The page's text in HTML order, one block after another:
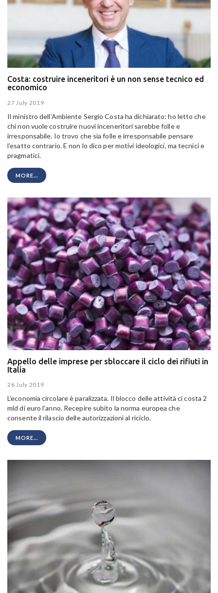
Costa: costruire inceneritori è un non sense tecnico ed
economico
27 July 2019
Il ministro dell’Ambiente Sergio Costa ha dichiarato: ho letto che
chi non vuole costruire nuovi inceneritori sarebbe folle e
irresponsabile. Io trovo che sia folle e irresponsabile pensare
l’esatto contrario. E non lo dico per motivi ideologici, ma tecnici e
pragmatici.
MORE...
Appello delle imprese per sbloccare il ciclo dei rifiuti in
Italia
26 July 2019
L’economia circolare è paralizzata. Il blocco delle attività ci costa 2
mld di euro l’anno. Recepire subito la norma europea che
consente il rilascio delle autorizzazioni al riciclo.
MORE...